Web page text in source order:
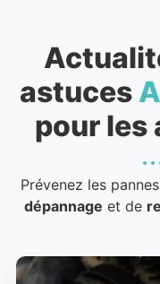
astuces
pour les
Prévenez les
dépannage et de